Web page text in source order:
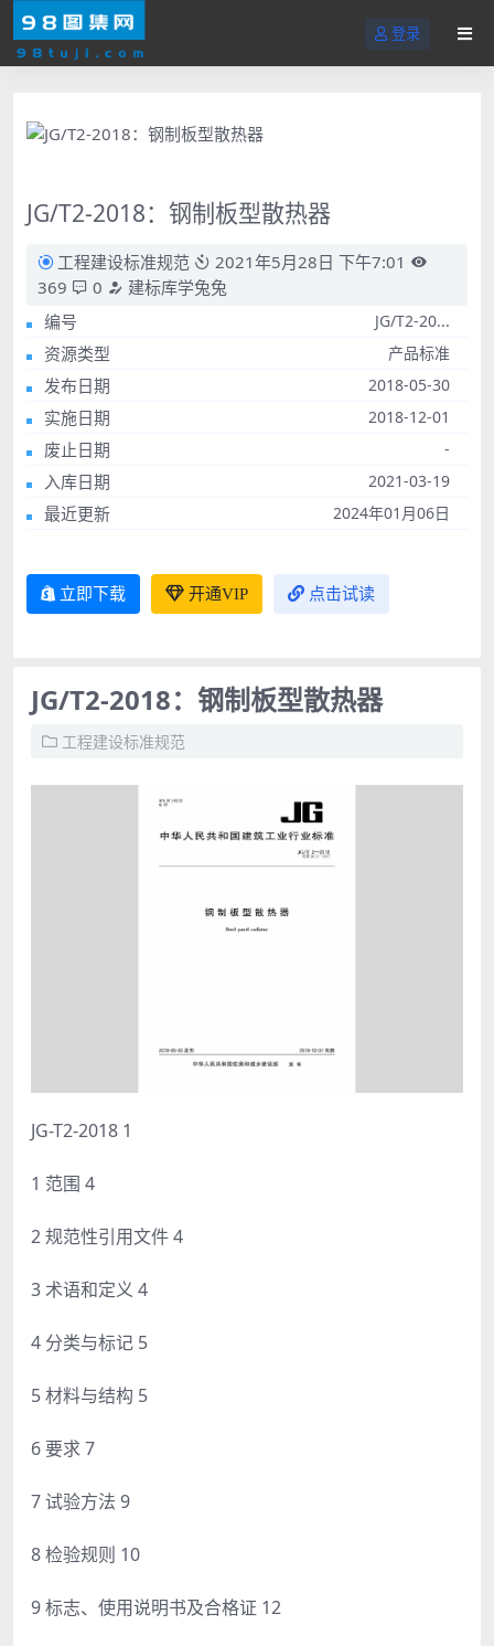
登录
JG/T2-2018：钢制板型散热器
工程建设标准规范
2021年5月28日 下午7:01
369
0
建标库学兔兔
编号
JG/T2-20...
资源类型 产品标准
发布日期 2018-05-30
实施日期 2018-12-01
废止日期 -
入库日期 2021-03-19
最近更新 2024年01月06日
立即下载 开通VIP 点击试读
JG/T2-2018：钢制板型散热器
工程建设标准规范
JG-T2-2018 1
1 范围 4
2 规范性引用文件 4
3 术语和定义 4
4 分类与标记 5
5 材料与结构 5
6 要求 7
7 试验方法 9
8 检验规则 10
9 标志、使用说明书及合格证 12